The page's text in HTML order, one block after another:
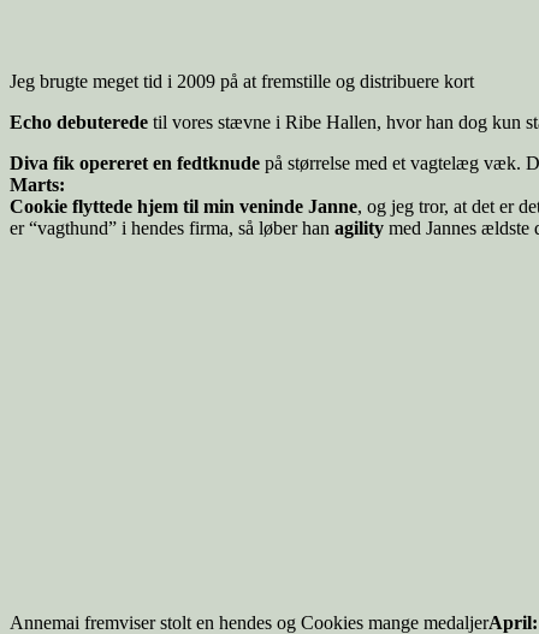
Jeg brugte meget tid i 2009 på at fremstille og distribuere kort
Echo debuterede til vores stævne i Ribe Hallen, hvor han dog kun
Diva fik opereret en fedtknude på størrelse med et vagtelæg væk.
Marts:
Cookie flyttede hjem til min veninde Janne, og jeg tror, at det er
er “vagthund” i hendes firma, så løber han agility med Jannes ældste
Annemai fremviser stolt en hendes og Cookies mange medaljerApril: